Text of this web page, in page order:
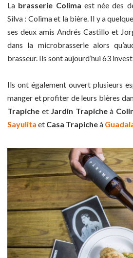
La brasserie Colima est née des
Silva : Colima et la bière. Il y a
ses deux amis Andrés Castillo et
dans la microbrasserie alors
brasseur. Ils sont aujourd’hui 63
Ils ont également ouvert plusieurs
manger et profiter de leurs bières
Trapiche et Jardin Trapicheà
Sayulita et Casa Trapicheà